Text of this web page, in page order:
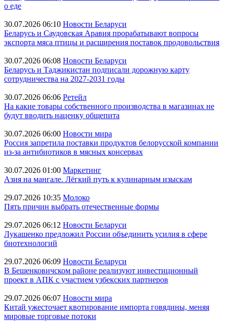
о еде
30.07.2026 06:10 Новости Беларуси
Беларусь и Саудовская Аравия прорабатывают вопросы
экспорта мяса птицы и расширения поставок продовольствия
30.07.2026 06:08 Новости Беларуси
Беларусь и Таджикистан подписали дорожную карту
сотрудничества на 2027-2031 годы
30.07.2026 06:06 Ретейл
На какие товары собственного производства в магазинах не
будут вводить наценку общепита
30.07.2026 06:00 Новости мира
Россия запретила поставки продуктов белорусской компании
из-за антибиотиков в мясных консервах
30.07.2026 01:00 Маркетинг
Азия на мангале. Лёгкий путь к кулинарным изыскам
29.07.2026 10:35 Молоко
Пять причин выбрать отечественные формы
29.07.2026 06:12 Новости Беларуси
Лукашенко предложил России объединить усилия в сфере
биотехнологий
29.07.2026 06:09 Новости Беларуси
В Бешенковичском районе реализуют инвестиционный
проект в АПК с участием узбекских партнеров
29.07.2026 06:07 Новости мира
Китай ужесточает квотирование импорта говядины, меняя
мировые торговые потоки